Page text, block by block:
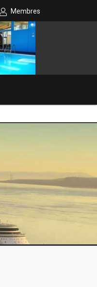
Membres
- Centre-du-Québec